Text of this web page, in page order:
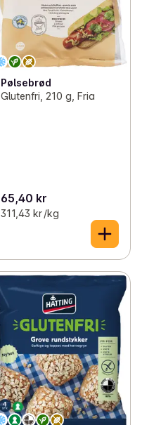
Pølsebrød
Glutenfri, 210 g, Fria
65,40 kr
311,43 kr /kg